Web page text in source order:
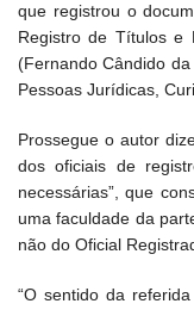
que registrou o
Registro de Títulos e
(Fernando Cândido
Pessoas Jurídicas,
Prossegue o autor
dos oficiais de
necessárias”, que
uma faculdade da
não do Oficial
“O sentido da